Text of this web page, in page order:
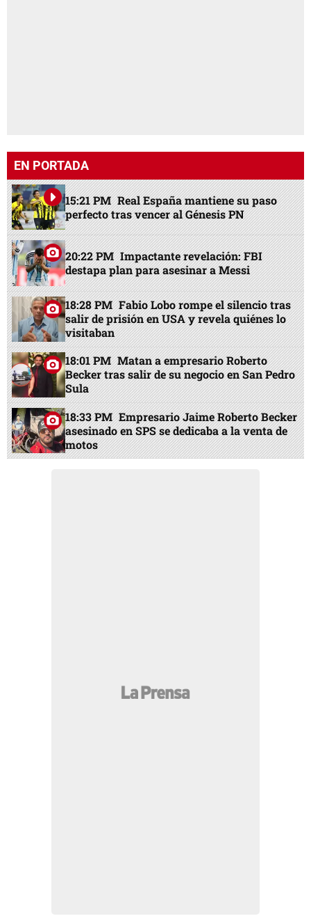
EN PORTADA
15:21 PM Real España mantiene su paso
perfecto tras vencer al Génesis PN
20:22 PM Impactante revelación: FBI
destapa plan para asesinar a Messi
18:28 PM Fabio Lobo rompe el silencio tras
salir de prisión en USA y revela quiénes lo
visitaban
18:01 PM Matan a empresario Roberto
Becker tras salir de su negocio en San Pedro
Sula
18:33 PM Empresario Jaime Roberto Becker
asesinado en SPS se dedicaba a la venta de
motos